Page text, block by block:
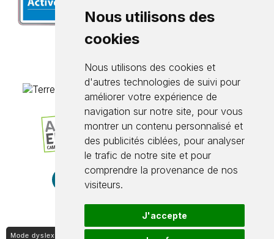
Nous utilisons des
cookies
Nous utilisons des cookies et
d'autres technologies de suivi pour
améliorer votre expérience de
navigation sur notre site, pour vous
montrer un contenu personnalisé et
des publicités ciblées, pour analyser
le trafic de notre site et pour
comprendre la provenance de nos
visiteurs.
J'accepte
Mode dyslexique ON / OFF